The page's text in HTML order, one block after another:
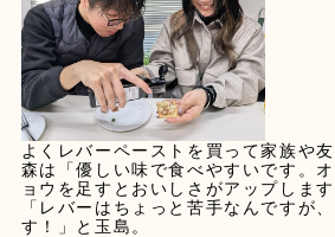
よくレバーペーストを買って家族や
森は「優しい味で食べやすいです。
ョウを足すとおいしさがアップします
「レバーはちょっと苦手なんですが
す！」と玉島。